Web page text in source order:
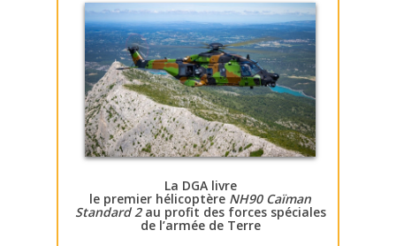
La DGA livre
le premier hélicoptère NH90 Caïman
Standard 2au profit des forces spéciales
de l’armée de Terre